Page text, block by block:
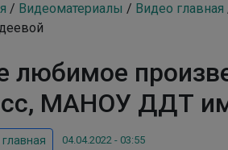
/ Видеоматериалы / Видео главная
любимое
МАНОУ ДДТ
04.04.2022 - 03:55